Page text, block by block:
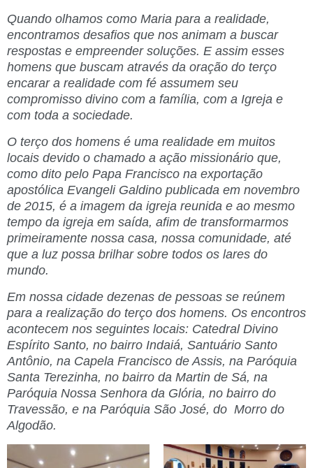
Quando olhamos como Maria para a realidade,
encontramos desafios que nos animam a buscar
respostas e empreender soluções. E assim esses
homens que buscam através da oração do terço
encarar a realidade com fé assumem seu
compromisso divino com a família, com a Igreja e
com toda a sociedade.
O terço dos homens é uma realidade em muitos
locais devido o chamado a ação missionário que,
como dito pelo Papa Francisco na exportação
apostólica Evangeli Galdino publicada em novembro
de 2015, é a imagem da igreja reunida e ao mesmo
tempo da igreja em saída, afim de transformarmos
primeiramente nossa casa, nossa comunidade, até
que a luz possa brilhar sobre todos os lares do
mundo.
Em nossa cidade dezenas de pessoas se reúnem
para a realização do terço dos homens. Os encontros
acontecem nos seguintes locais: Catedral Divino
Espírito Santo, no bairro Indaiá, Santuário Santo
Antônio, na Capela Francisco de Assis, na Paróquia
Santa Terezinha, no bairro da Martin de Sá, na
Paróquia Nossa Senhora da Glória, no bairro do
Travessão, e na Paróquia São José, do Morro do
Algodão.